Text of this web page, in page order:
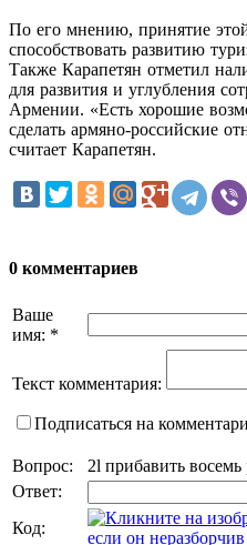
По его мнению, принятие
способствовать развитию
Также Карапетян отметил
для развития и углубления
Армении. «Есть хорошие
сделать армяно-российские
считает Карапетян.
0 комментариев
Ваше
имя: *
Текст комментария:
Подписаться на
Вопрос:
2l прибавить восемь
Ответ:
Код: